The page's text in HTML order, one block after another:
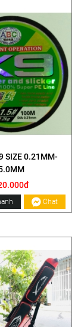
SIZE 0.21MM-
Chat